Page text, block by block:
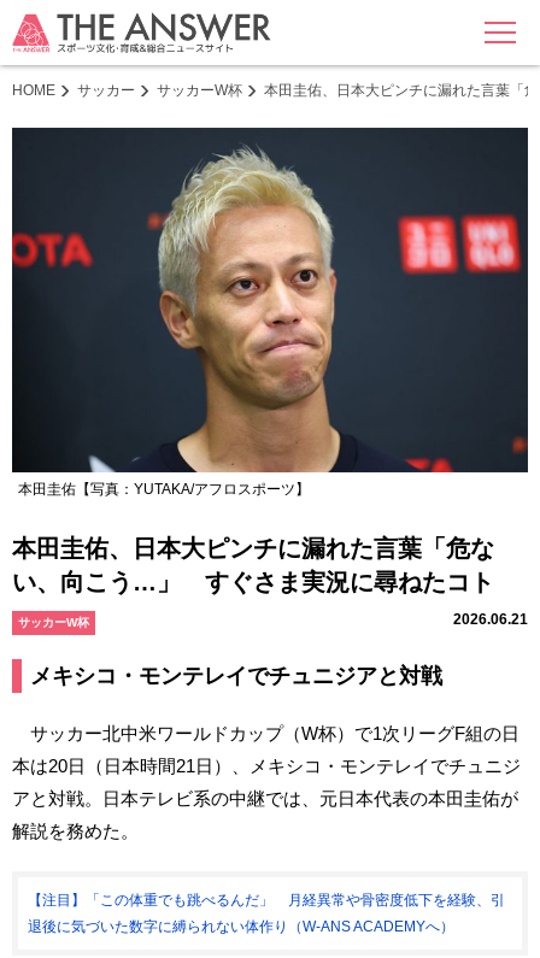
MENU
HOME サッカー サッカーW杯 本田圭佑、日本大ピンチに漏れた言葉
本田圭佑【写真：YUTAKA/アフロスポーツ】
本田圭佑、日本大ピンチに漏れた言葉「危な
い、向こう…」 すぐさま実況に尋ねたコト
サッカーW杯 2026.06.21
メキシコ・モンテレイでチュニジアと対戦
サッカー北中米ワールドカップ（W杯）で1次リーグF組の日
本は20日（日本時間21日）、メキシコ・モンテレイでチュニジ
アと対戦。日本テレビ系の中継では、元日本代表の本田圭佑が
解説を務めた。
【注目】「この体重でも跳べるんだ」 月経異常や骨密度低下を経験、引
退後に気づいた数字に縛られない体作り（W-ANS ACADEMYへ）